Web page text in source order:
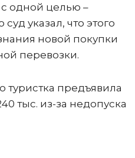
одной целью –
указал, что этого
новой покупки
перевозки.
туристка предъявила
тыс. из-за недопуска